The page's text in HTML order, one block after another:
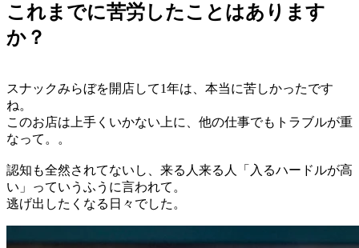
これまでに苦労したことはあります
か？
スナックみらぼを開店して1年は、本当に苦しかったです
ね。
このお店は上手くいかない上に、他の仕事でもトラブルが重
なって。。
認知も全然されてないし、来る人来る人「入るハードルが高
い」っていうふうに言われて。
逃げ出したくなる日々でした。